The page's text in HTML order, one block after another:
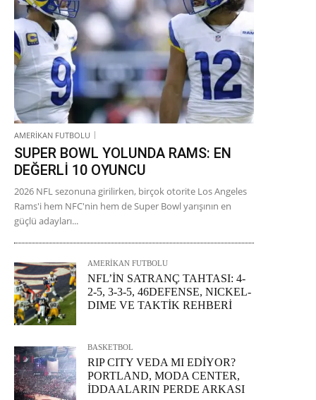
AMERİKAN FUTBOLU
SUPER BOWL YOLUNDA RAMS: EN
DEĞERLİ 10 OYUNCU
2026 NFL sezonuna girilirken, birçok otorite Los Angeles
Rams'i hem NFC'nin hem de Super Bowl yarışının en
güçlü adayları...
AMERİKAN FUTBOLU
NFL’İN SATRANÇ TAHTASI: 4-
2-5, 3-3-5, 46DEFENSE, NICKEL-
DIME VE TAKTİK REHBERİ
BASKETBOL
RIP CITY VEDA MI EDİYOR?
PORTLAND, MODA CENTER,
İDDAALARIN PERDE ARKASI